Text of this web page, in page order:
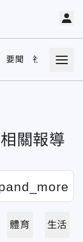
要聞 社會 娛樂
相關報導
體育 生活